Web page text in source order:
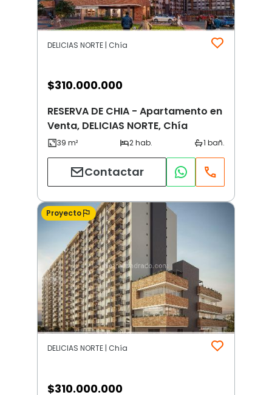
DELICIAS NORTE | Chía
$310.000.000
RESERVA DE CHIA - Apartamento en
Venta, DELICIAS NORTE, Chía
Contactar
Proyecto
DELICIAS NORTE | Chía
$310.000.000